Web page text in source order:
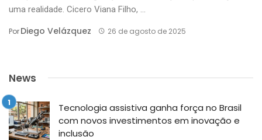
uma realidade. Cicero Viana Filho, ...
PorDiego Velázquez 26 de agosto de 2025
News
Tecnologia assistiva ganha força no Brasil
com novos investimentos em inovação e
inclusão